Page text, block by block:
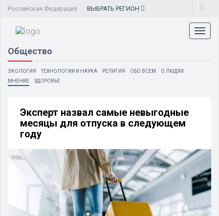
Российская Федерация ВЫБРАТЬ РЕГИОН
Общество
ЭКОЛОГИЯ ТЕХНОЛОГИИ И НАУКА РЕЛИГИЯ ОБО ВСЕМ
О ЛЮДЯХ
МНЕНИЕ
ЗДОРОВЬЕ
Эксперт назвал самые невыгодные
месяцы для отпуска в следующем
году